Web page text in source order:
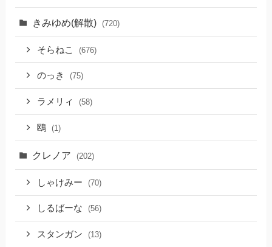
きみゆめ(解散) (720)
そらねこ (676)
のっき (75)
ラメリィ (58)
鴎 (1)
クレノア (202)
しゃけみー (70)
しるばーな (56)
スタンガン (13)